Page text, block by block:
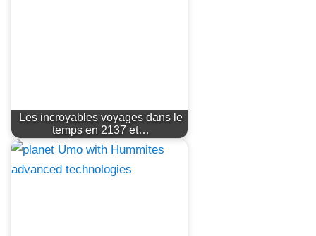
Les incroyables voyages dans le
temps en 2137 et…